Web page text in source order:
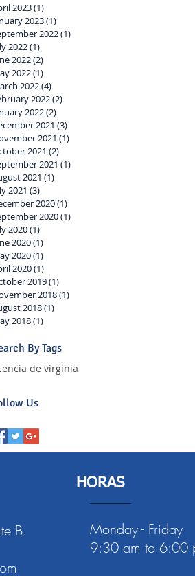
2023(1)
2023(1)
2022(1)
2022(1)
2022(2)
2022(1)
2022(4)
2022(2)
2022(2)
2021 (3)
2021 (1)
2021 (2)
2021 (1)
2021 (1)
2021 (3)
2020(1)
2020(1)
2020(1)
2020(1)
2020(1)
2020(1)
2019(1)
2018(1)
2018(1)
2018(1)
By Tags
de virginia
Us
B.
HORAS
Monday - Friday
9:30 am to 6:00